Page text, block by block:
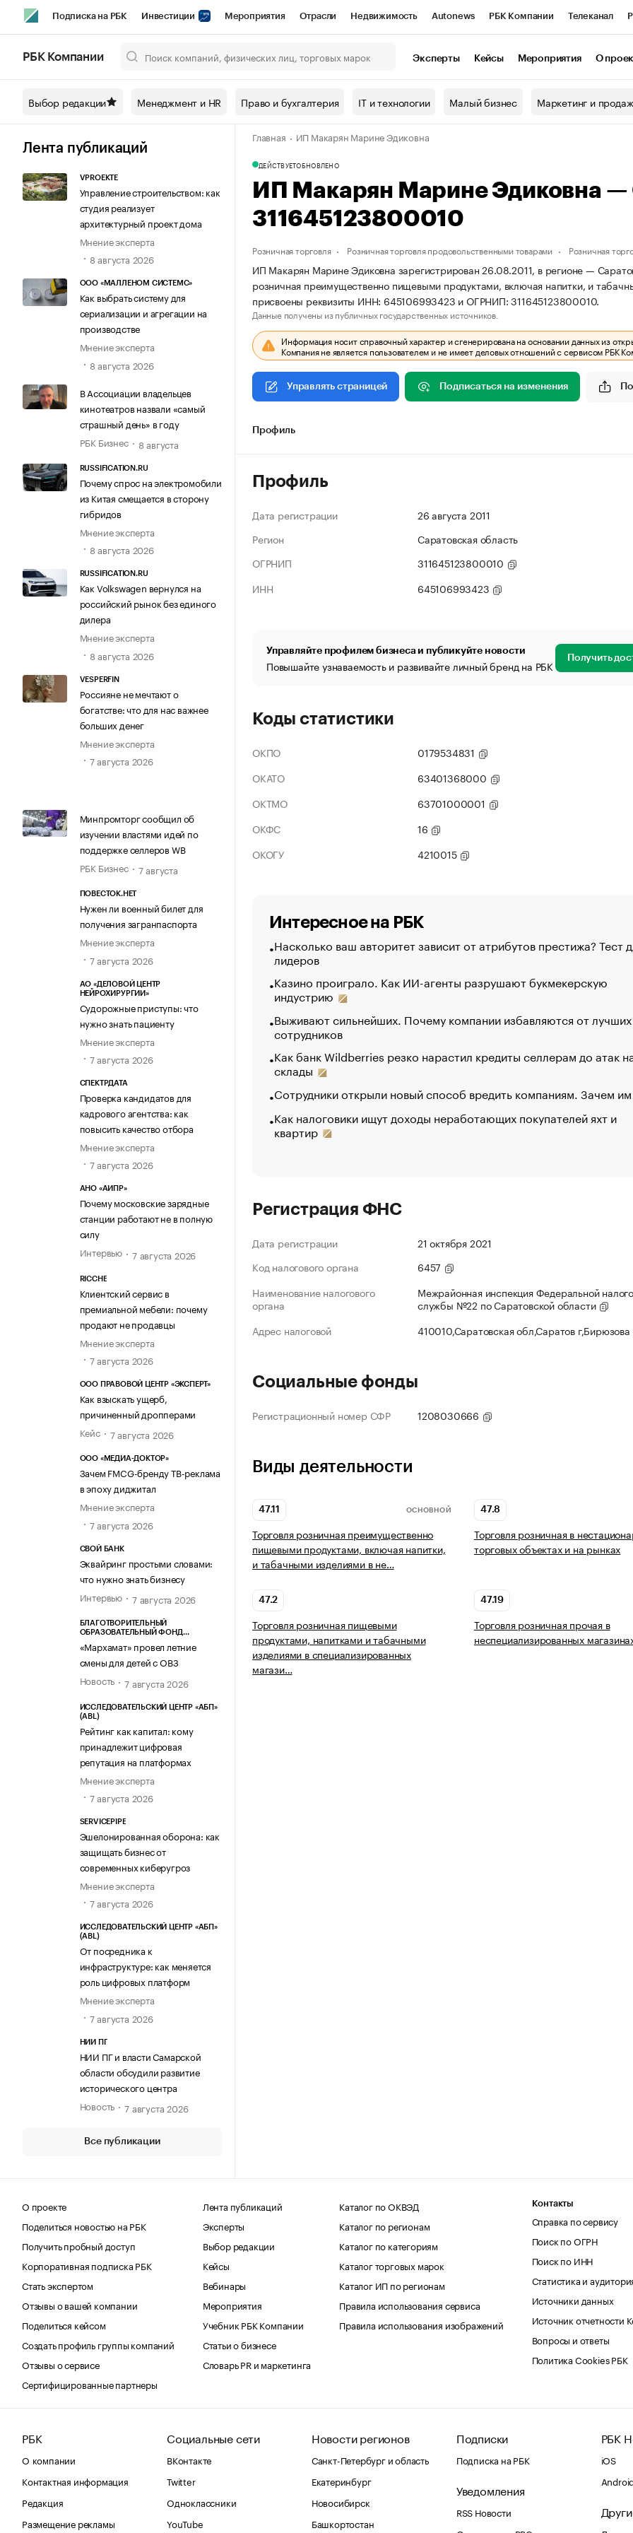
Подписка на РБК Инвестиции Мероприятия Отрасли Недвижимость Autonews РБК Компании Телеканал
Спецпроекты СПб Конференции СПб Спецпроекты Проверка контрагентов
Технологии и медиа Рынок наличной валюты
РБК Компании Эксперты Кейсы Мероприятия О
Выбор редакции Менеджмент и HR Право и бухгалтерия IT и технологии Малый бизнес Маркетинг и
Лента публикаций
VPROEKTE
Управление строительством: как
студия реализует
архитектурный проект дома
Мнение эксперта
8 августа 2026
ООО «МАЛЛЕНОМ СИСТЕМС»
Как выбрать систему для
сериализации и агрегации на
производстве
Мнение эксперта
8 августа 2026
В Ассоциации владельцев
кинотеатров назвали «самый
страшный день» в году
РБК Бизнес
8 августа
RUSSIFICATION.RU
Почему спрос на электромобили
из Китая смещается в сторону
гибридов
Мнение эксперта
8 августа 2026
RUSSIFICATION.RU
Как Volkswagen вернулся на
российский рынок без единого
дилера
Мнение эксперта
8 августа 2026
VESPERFIN
Россияне не мечтают о
богатстве: что для нас важнее
больших денег
Мнение эксперта
7 августа 2026
Минпромторг сообщил об
изучении властями идей по
поддержке селлеров WB
РБК Бизнес
7 августа
ПОВЕСТОК.НЕТ
Нужен ли военный билет для
получения загранпаспорта
Мнение эксперта
7 августа 2026
АО «ДЕЛОВОЙ ЦЕНТР
НЕЙРОХИРУРГИИ»
Судорожные приступы: что
нужно знать пациенту
Мнение эксперта
7 августа 2026
СПЕКТРДАТА
Проверка кандидатов для
кадрового агентства: как
повысить качество отбора
Мнение эксперта
7 августа 2026
АНО «АИПР»
Почему московские зарядные
станции работают не в полную
силу
Интервью
7 августа 2026
RICCHE
Клиентский сервис в
премиальной мебели: почему
продают не продавцы
Мнение эксперта
7 августа 2026
ООО ПРАВОВОЙ ЦЕНТР «ЭКСПЕРТ»
Как взыскать ущерб,
причиненный дропперами
Кейс
7 августа 2026
ООО «МЕДИА-ДОКТОР»
Зачем FMCG-бренду ТВ-реклама
в эпоху диджитал
Мнение эксперта
7 августа 2026
СВОЙ БАНК
Эквайринг простыми словами:
что нужно знать бизнесу
Интервью
7 августа 2026
БЛАГОТВОРИТЕЛЬНЫЙ
ОБРАЗОВАТЕЛЬНЫЙ ФОНД
«Мархамат» провел летние
смены для детей с ОВЗ
Новость
7 августа 2026
ИССЛЕДОВАТЕЛЬСКИЙ ЦЕНТР «АБП»
(ABL)
Рейтинг как капитал: кому
принадлежит цифровая
репутация на платформах
Мнение эксперта
7 августа 2026
SERVICEPIPE
Эшелонированная оборона: как
защищать бизнес от
современных киберугроз
Мнение эксперта
7 августа 2026
ИССЛЕДОВАТЕЛЬСКИЙ ЦЕНТР «АБП»
(ABL)
От посредника к
инфраструктуре: как меняется
роль цифровых платформ
Мнение эксперта
7 августа 2026
НИИ ПГ
НИИ ПГ и власти Самарской
области обсудили развитие
исторического центра
Новость
7 августа 2026
Все публикации
Главная ИП Макарян Марине Эдиковна
ДЕЙСТВУЕТОБНОВЛЕНО
ИП Макарян Марине Эдиковна
311645123800010
Розничная торговля Розничная торговля продовольственными товарами Розничная
ИП Макарян Марине Эдиковна зарегистрирован 26.08.2011, в регионе —
розничная преимущественно пищевыми продуктами, включая напитки, и
присвоены реквизиты ИНН: 645106993423 и ОГРНИП: 311645123800010.
Данные получены из публичных государственных источников.
Информация носит справочный характер и сгенерирована на основании данных из
Компания не является пользователем и не имеет деловых отношений с сервисом РБК
Управлять страницей Подписаться на изменения
Профиль
Профиль
Дата регистрации
26 августа 2011
Регион
Саратовская область
ОГРНИП
311645123800010
ИНН
645106993423
Управляйте профилем бизнеса и публикуйте новости
Повышайте узнаваемость и развивайте личный бренд на РБК Получить
Коды статистики
ОКПО
0179534831
ОКАТО
63401368000
ОКТМО
63701000001
ОКФС
16
ОКОГУ
4210015
Интересное на РБК
Насколько ваш авторитет зависит от атрибутов престижа? Тест
лидеров
Казино проиграло. Как ИИ-агенты разрушают букмекерскую
индустрию
Выживают сильнейших. Почему компании избавляются от лучших
сотрудников
Как банк Wildberries резко нарастил кредиты селлерам до атак
склады
Сотрудники открыли новый способ вредить компаниям. Зачем
Как налоговики ищут доходы неработающих покупателей яхт и
квартир
Регистрация ФНС
Дата регистрации
21 октября 2021
Код налогового органа
6457
Наименование налогового
органа
Межрайонная инспекция Федеральной
службы №22 по Саратовской области
Адрес налоговой
410010,Саратовская обл,Саратов
Социальные фонды
Регистрационный номер СФР 1208030666
Виды деятельности
47.11 ОСНОВНОЙ
Торговля розничная преимущественно
пищевыми продуктами, включая напитки,
и табачными изделиями в не…
47.8
Торговля розничная в
торговых объектах и на рынках
47.2
Торговля розничная пищевыми
продуктами, напитками и табачными
изделиями в специализированных
магази…
47.19
Торговля розничная прочая в
неспециализированных
О проекте
Поделиться новостью на РБК
Получить пробный доступ
Корпоративная подписка РБК
Стать экспертом
Отзывы о вашей компании
Поделиться кейсом
Создать профиль группы компаний
Отзывы о сервисе
Сертифицированные партнеры
Лента публикаций
Эксперты
Выбор редакции
Кейсы
Вебинары
Мероприятия
Учебник РБК Компании
Статьи о бизнесе
Словарь PR и маркетинга
Каталог по ОКВЭД
Каталог по регионам
Каталог по категориям
Каталог торговых марок
Каталог ИП по регионам
Правила использования сервиса
Правила использования изображений
Контакты
Справка по сервису
Поиск по ОГРН
Поиск по ИНН
Статистика и
Источники данных
Источник отчетности
Вопросы и ответы
Политика Cookies РБК
РБК
О компании
Контактная информация
Редакция
Размещение рекламы
Социальные сети
ВКонтакте
Twitter
Одноклассники
YouTube
Новости регионов
Санкт-Петербург и область
Екатеринбург
Новосибирск
Башкортостан
Подписки
Подписка на РБК
Уведомления
RSS Новости
РБК
iOS